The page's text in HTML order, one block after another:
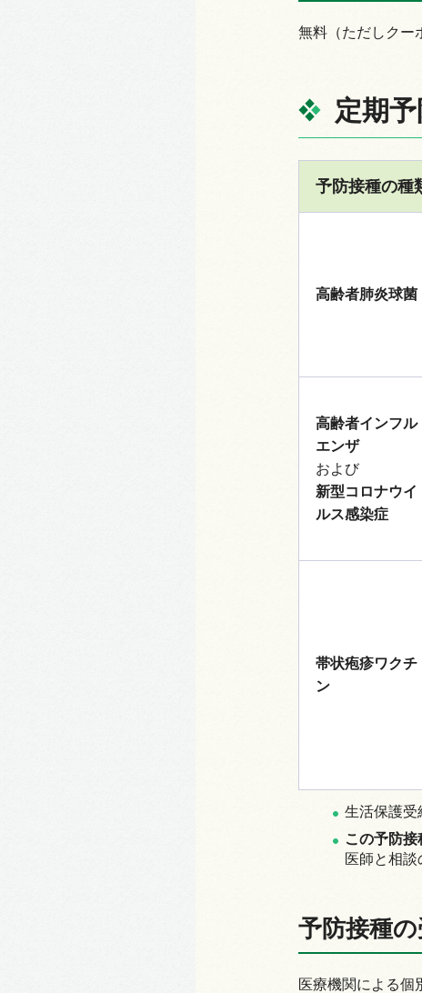
無料（ただしクー
定期予
予防接種の種
高齢者肺炎球菌
高齢者インフル
エンザ
および
新型コロナウイ
ルス感染症
帯状疱疹ワクチ
ン
生活保護受
この予防接
医師と相談
予防接種
医療機関による個